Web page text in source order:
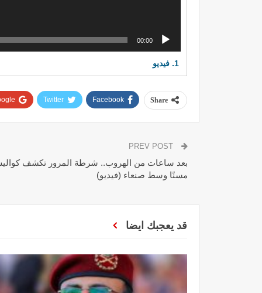
00:00
1. فيديو
Share
Facebook
Twitter
بعد ساعات من الهروب.. شرطة المرور تكشف
مسنًا وسط صنعاء (فيديو)
قد يعجبك ايضا